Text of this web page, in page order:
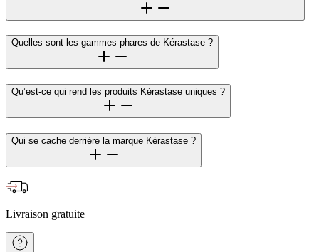
Quelles sont les gammes phares de Kérastase ?
Qu’est-ce qui rend les produits Kérastase uniques ?
Qui se cache derrière la marque Kérastase ?
Livraison gratuite